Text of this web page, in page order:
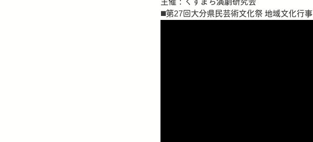
主催：くすまち演劇研究会
◼️第27回大分県民芸術文化祭 地域文化行事